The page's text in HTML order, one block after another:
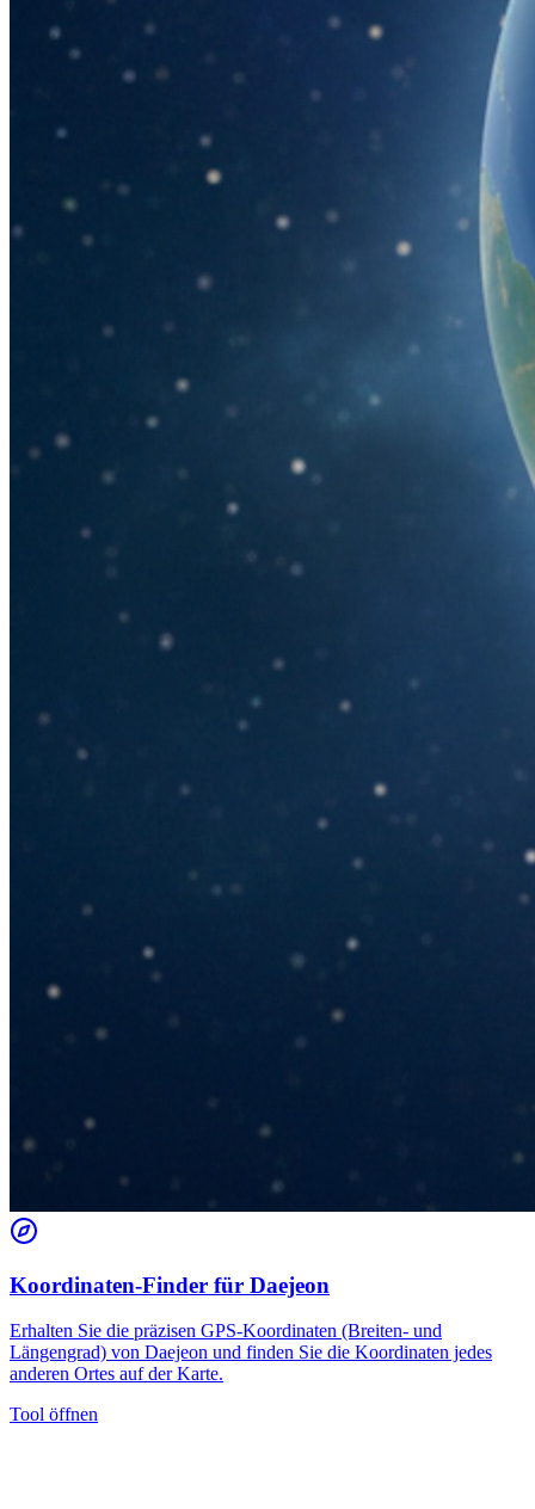
Koordinaten-Finder für Daejeon
Erhalten Sie die präzisen GPS-Koordinaten (Breiten- und
Längengrad) von Daejeon und finden Sie die Koordinaten jedes
anderen Ortes auf der Karte.
Tool öffnen